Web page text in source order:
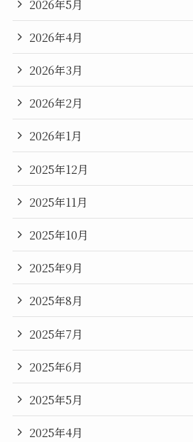
2026年5月
2026年4月
2026年3月
2026年2月
2026年1月
2025年12月
2025年11月
2025年10月
2025年9月
2025年8月
2025年7月
2025年6月
2025年5月
2025年4月